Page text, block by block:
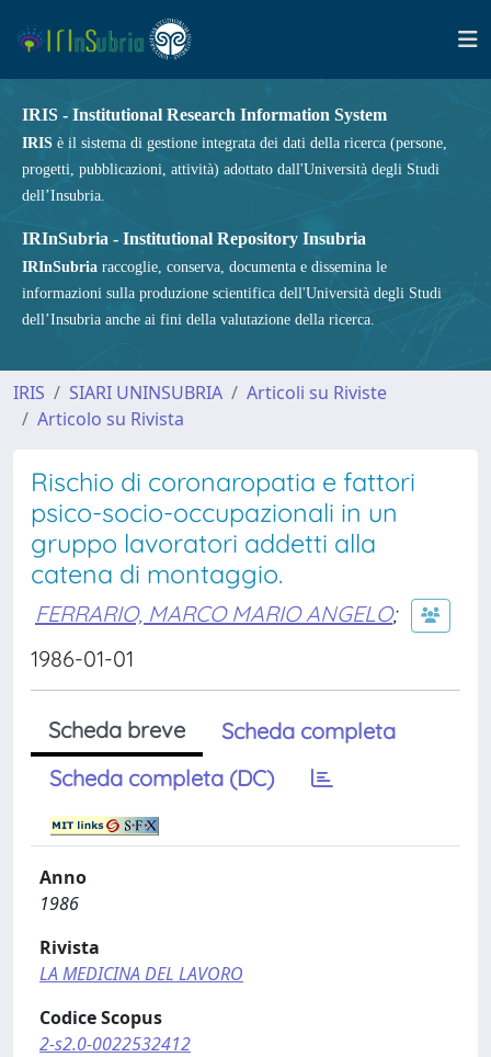
IRIS - Institutional Research Information System
IRIS è il sistema di gestione integrata dei dati della ricerca (persone,
progetti, pubblicazioni, attività) adottato dall'Università degli Studi
dell’Insubria.
IRInSubria - Institutional Repository Insubria
IRInSubria raccoglie, conserva, documenta e dissemina le
informazioni sulla produzione scientifica dell'Università degli Studi
dell’Insubria anche ai fini della valutazione della ricerca.
IRIS SIARI UNINSUBRIA
Articoli su Riviste
Articolo su Rivista
Rischio di coronaropatia e fattori
psico-socio-occupazionali in un
gruppo lavoratori addetti alla
catena di montaggio.
FERRARIO, MARCO MARIO ANGELO;
1986-01-01
Scheda breve
Scheda completa
Scheda completa (DC)
Anno
1986
Rivista
LA MEDICINA DEL LAVORO
Codice Scopus
2-s2.0-0022532412